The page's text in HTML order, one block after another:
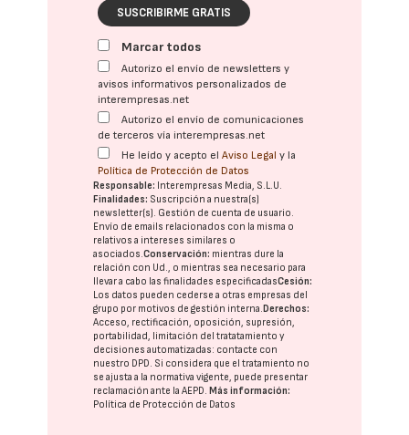
SUSCRIBIRME GRATIS
Marcar todos
Autorizo el envío de newsletters y
avisos informativos personalizados de
interempresas.net
Autorizo el envío de comunicaciones
de terceros vía interempresas.net
He leído y acepto elAviso Legal y la
Política de Protección de Datos
Responsable: Interempresas Media, S.L.U.
Finalidades: Suscripción a nuestra(s)
newsletter(s). Gestión de cuenta de usuario.
Envío de emails relacionados con la misma o
relativos a intereses similares o
asociados.Conservación: mientras dure la
relación con Ud., o mientras sea necesario para
llevar a cabo las finalidades especificadasCesión:
Los datos pueden cederse a otras empresas del
grupo por motivos de gestión interna.Derechos:
Acceso, rectificación, oposición, supresión,
portabilidad, limitación del tratatamiento y
decisiones automatizadas: contacte con
nuestro DPD. Si considera que el tratamiento no
se ajusta a la normativa vigente, puede presentar
reclamación ante laAEPD.Más información:
Política de Protección de Datos